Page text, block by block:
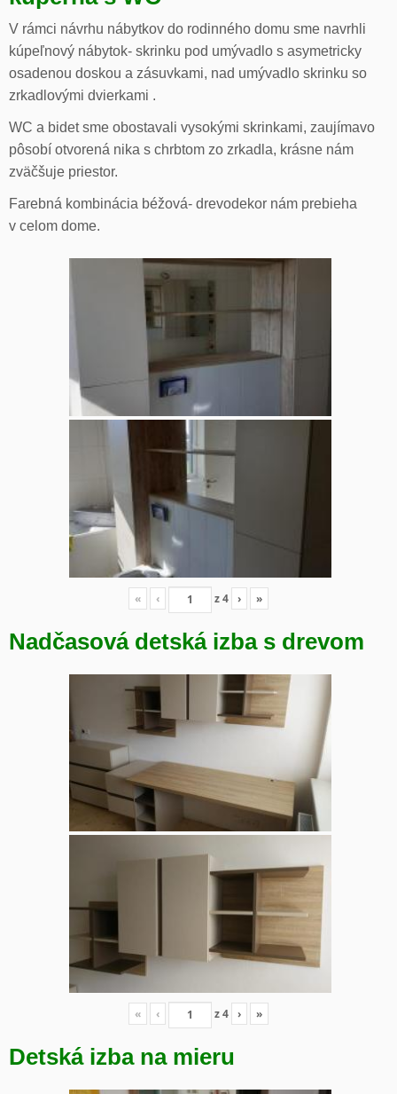
V rámci návrhu nábytkov do rodinného domu sme navrhli
kúpeľnový nábytok- skrinku pod umývadlo s asymetricky
osadenou doskou a zásuvkami, nad umývadlo skrinku so
zrkadlovými dvierkami .
WC a bidet sme obostavali vysokými skrinkami, zaujímavo
pôsobí otvorená nika s chrbtom zo zrkadla, krásne nám
zväčšuje priestor.
Farebná kombinácia béžová- drevodekor nám prebieha
v celom dome.
« ‹ z4 › »
Nadčasová detská izba s drevom
« ‹ z4 › »
Detská izba na mieru